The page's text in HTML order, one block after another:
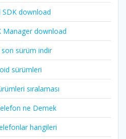
SDK download
Manager download
sürüm indir
sürümleri
sıralaması
ne Demek
hangileri